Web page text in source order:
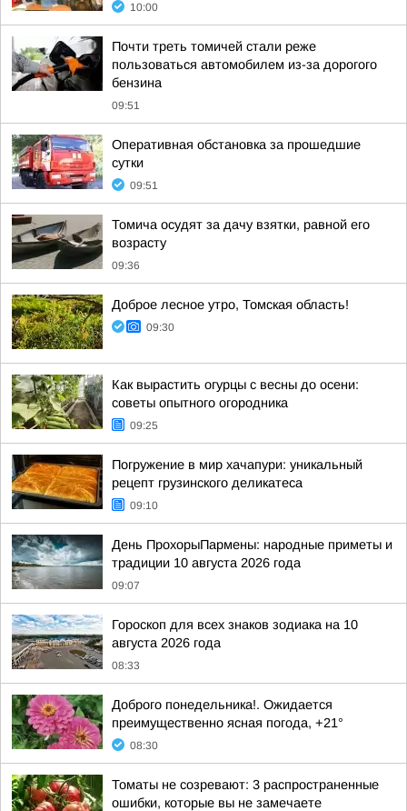
10:00
Почти треть томичей стали реже
пользоваться автомобилем из-за дорогого
бензина
09:51
Оперативная обстановка за прошедшие
сутки
09:51
Томича осудят за дачу взятки, равной его
возрасту
09:36
Доброе лесное утро, Томская область!
09:30
Как вырастить огурцы с весны до осени:
советы опытного огородника
09:25
Погружение в мир хачапури: уникальный
рецепт грузинского деликатеса
09:10
День ПрохорыПармены: народные приметы и
традиции 10 августа 2026 года
09:07
Гороскоп для всех знаков зодиака на 10
августа 2026 года
08:33
Доброго понедельника!. Ожидается
преимущественно ясная погода, +21°
08:30
Томаты не созревают: 3 распространенные
ошибки, которые вы не замечаете